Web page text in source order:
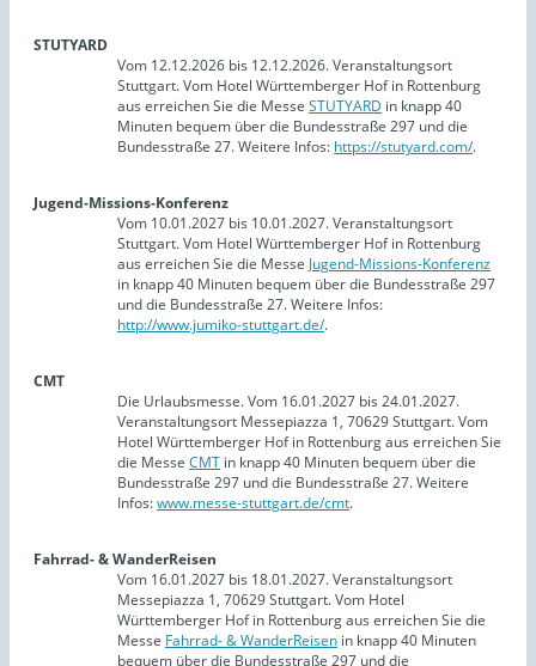
STUTYARD
Vom 12.12.2026 bis 12.12.2026. Veranstaltungsort
Stuttgart. Vom Hotel Württemberger Hof in Rottenburg
aus erreichen Sie die Messe STUTYARD in knapp 40
Minuten bequem über die Bundesstraße 297 und die
Bundesstraße 27. Weitere Infos: https://stutyard.com/.
Jugend-Missions-Konferenz
Vom 10.01.2027 bis 10.01.2027. Veranstaltungsort
Stuttgart. Vom Hotel Württemberger Hof in Rottenburg
aus erreichen Sie die Messe Jugend-Missions-Konferenz
in knapp 40 Minuten bequem über die Bundesstraße 297
und die Bundesstraße 27. Weitere Infos:
http://www.jumiko-stuttgart.de/.
CMT
Die Urlaubsmesse. Vom 16.01.2027 bis 24.01.2027.
Veranstaltungsort Messepiazza 1, 70629 Stuttgart. Vom
Hotel Württemberger Hof in Rottenburg aus erreichen Sie
die Messe CMT in knapp 40 Minuten bequem über die
Bundesstraße 297 und die Bundesstraße 27. Weitere
Infos:www.messe-stuttgart.de/cmt.
Fahrrad- & WanderReisen
Vom 16.01.2027 bis 18.01.2027. Veranstaltungsort
Messepiazza 1, 70629 Stuttgart. Vom Hotel
Württemberger Hof in Rottenburg aus erreichen Sie die
Messe Fahrrad- & WanderReisen in knapp 40 Minuten
bequem über die Bundesstraße 297 und die